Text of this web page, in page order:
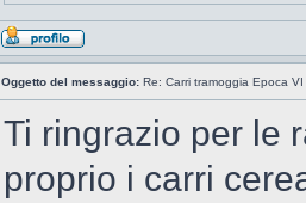
Oggetto del messaggio: Re: Carri tramoggia Epoca VI
Ti ringrazio per le
proprio i carri